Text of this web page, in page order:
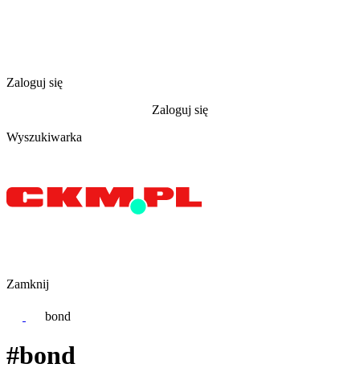
Zaloguj się
Zaloguj się
Wyszukiwarka
Zamknij
bond
#bond